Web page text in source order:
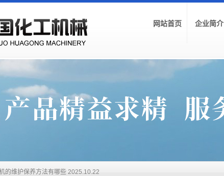
网站首页 企业简介
作和维护小型装载机 2025.11.27
的维护保养方法有哪些 2025.10.22